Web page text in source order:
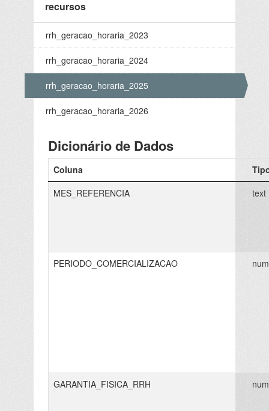
recursos
rrh_geracao_horaria_2023
rrh_geracao_horaria_2024
rrh_geracao_horaria_2025
rrh_geracao_horaria_2026
Dicionário de Dados
Coluna
MES_REFERENCIA
text
PERIODO_COMERCIALIZACAO
GARANTIA_FISICA_RRH